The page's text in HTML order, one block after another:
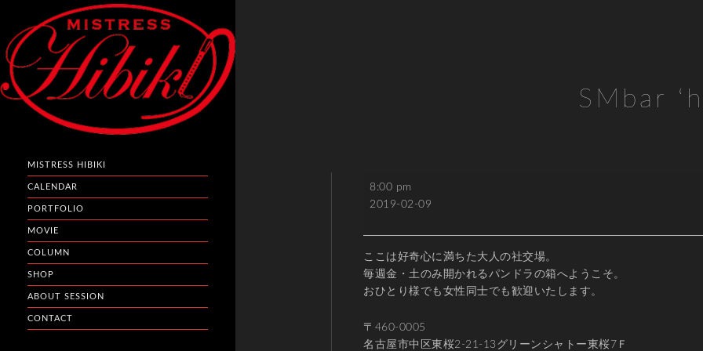
MISTRESS HIBIKI
CALENDAR
PORTFOLIO
MOVIE
COLUMN
SHOP
ABOUT SESSION
CONTACT
SMbar
SMbar
'h'
8:00 pm
2019-02-09
ここは好奇心に満ちた大人の社交場。
毎週金・土のみ開かれるパンドラの箱へようこそ。
おひとり様でも女性同士でも歓迎いたします。
〒460-0005
名古屋市中区東桜2-21-13グリーンシャトー東桜7Ｆ